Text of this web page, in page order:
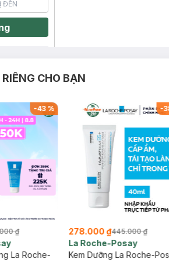
CHO BẠN
-43%
₫
La Roche-
-
278.000 ₫445.000 ₫
La Roche-Posay
Kem Dưỡng La Roche-